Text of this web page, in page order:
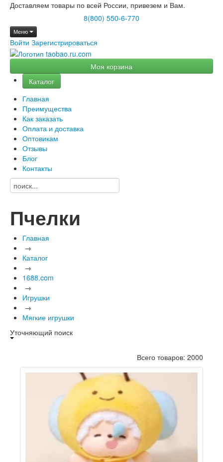
Доставляем товары по всей России, привезем и Вам.
8(800) 550-6-770
Меню
Войти Зарегистрироваться
Моя корзина
Каталог
Главная
Преимущества
Как заказать
Оплата и доставка
Оптовикам
Отзывы
Блог
Контакты
Пчелки
Главная
→
Каталог
→
1688.com
→
Игрушки
→
Мягкие игрушки
Уточняющий поиск
Всего товаров: 2000